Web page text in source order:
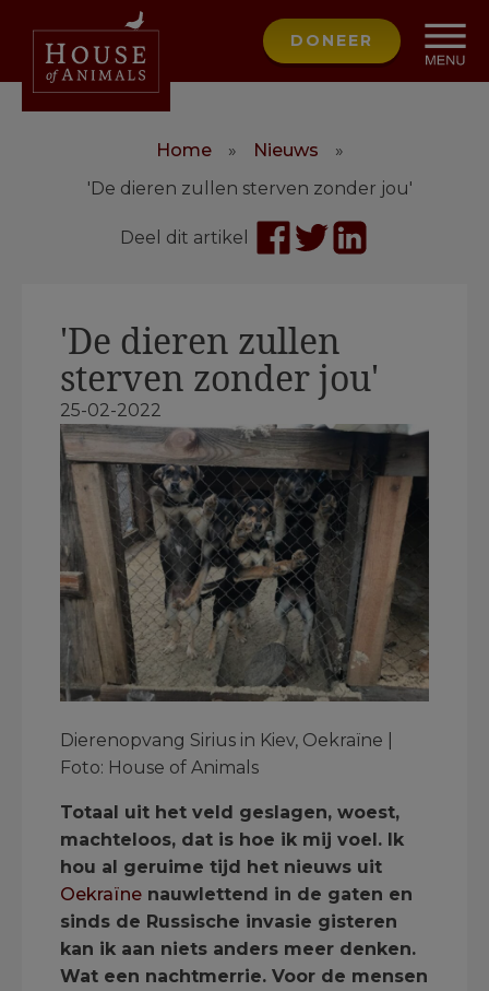
DONEER
Home » Nieuws
»
'De dieren zullen sterven zonder jou'
Deel dit artikel
'De dieren zullen
sterven zonder jou'
25-02-2022
Dierenopvang Sirius in Kiev, Oekraïne |
Foto: House of Animals
Totaal uit het veld geslagen, woest,
machteloos, dat is hoe ik mij voel. Ik
hou al geruime tijd het nieuws uit
Oekraïne nauwlettend in de gaten en
sinds de Russische invasie gisteren
kan ik aan niets anders meer denken.
Wat een nachtmerrie. Voor de mensen